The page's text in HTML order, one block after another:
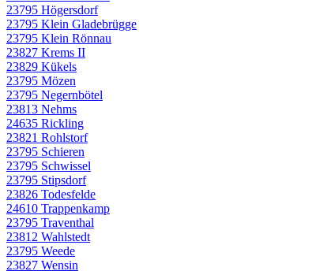
23795 Högersdorf
23795 Klein Gladebrügge
23795 Klein Rönnau
23827 Krems II
23829 Kükels
23795 Mözen
23795 Negernbötel
23813 Nehms
24635 Rickling
23821 Rohlstorf
23795 Schieren
23795 Schwissel
23795 Stipsdorf
23826 Todesfelde
24610 Trappenkamp
23795 Traventhal
23812 Wahlstedt
23795 Weede
23827 Wensin